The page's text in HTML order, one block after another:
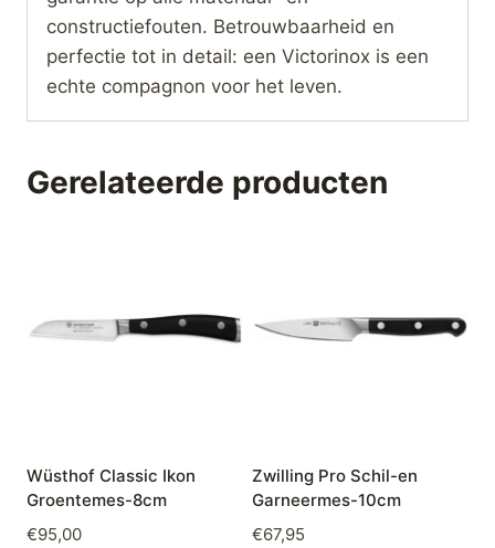
constructiefouten. Betrouwbaarheid en
perfectie tot in detail: een Victorinox is een
echte compagnon voor het leven.
Gerelateerde producten
Wüsthof Classic Ikon
Groentemes-8cm
€95,00
Zwilling Pro Schil-en
Garneermes-10cm
€67,95